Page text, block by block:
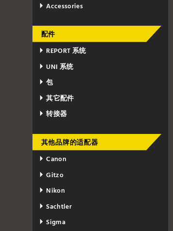
Accessories
配件
REPORT 系统
UNI 系统
包
其它配件
转接器
其他品牌的适配器
Canon
Gitzo
Nikon
Sachtler
Sigma